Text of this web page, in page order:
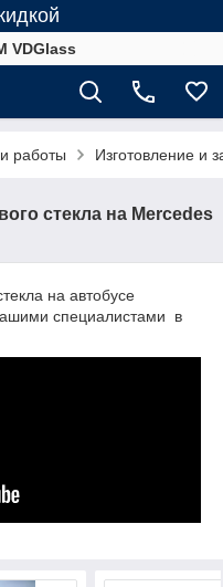
VDGlass
работы Изготовление и
стекла на Mercedes
на автобусе
специалистами в